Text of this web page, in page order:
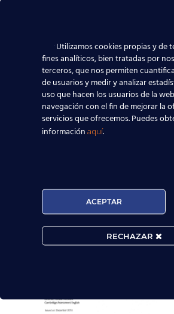
Utilizamos cookies propias y de
fines analíticos, bien tratadas por
terceros, que nos permiten
de usuarios y medir y analizar
uso que hacen los usuarios de la
navegación con el fin de mejorar la
servicios que ofrecemos. Puedes
información aquí.
ACEPTAR
RECHAZAR